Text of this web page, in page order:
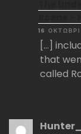
16
[…]
that
called
Hunter_